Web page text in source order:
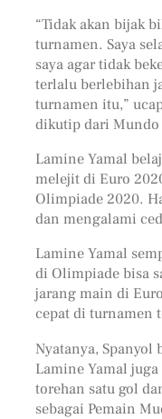
“Tidak akan bijak
turnamen. Saya
saya agar tidak
terlalu berlebihan
turnamen itu,”
dikutip dari Mundo
Lamine Yamal
melejit di Euro
Olimpiade 2020.
dan mengalami
Lamine Yamal
di Olimpiade bisa
jarang main di
cepat di turnamen
Nyatanya, Spanyol
Lamine Yamal
torehan satu gol
sebagai Pemain